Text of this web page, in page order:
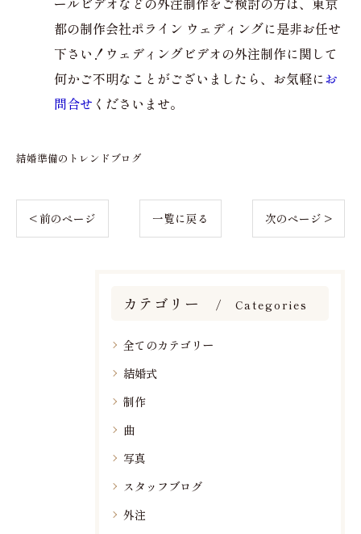
都の制作会社ポライン ウェディングに是非お任せ
下さい！ウェディングビデオの外注制作に関して
何かご不明なことがございましたら、お気軽にお
問合せ くださいませ。
結婚準備のトレンドブログ
< 前のページ 一覧に戻る 次のページ >
カテゴリー Categories
全てのカテゴリー
結婚式
制作
曲
写真
スタッフブログ
外注